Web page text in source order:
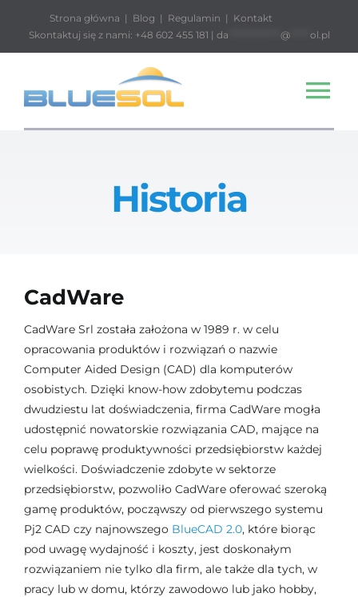
Strona główna | Blog | Regulamin | Kontakt
Skontaktuj się z nami: +48 602 455 181 | da @***** ol.pl
Szkolenia
O firmie
Kontakt
Historia
CadWare
CadWare Srl została założona w 1989 r. w celu
opracowania produktów i rozwiązań o nazwie
Computer Aided Design (CAD) dla komputerów
osobistych. Dzięki know-how zdobytemu podczas
dwudziestu lat doświadczenia, firma CadWare mogła
udostępnić nowatorskie rozwiązania CAD, mające na
celu poprawę produktywności przedsiębiorstw każdej
wielkości. Doświadczenie zdobyte w sektorze
przedsiębiorstw, pozwoliło CadWare oferować szeroką
gamę produktów, począwszy od pierwszego systemu
Pj2 CAD czy najnowszego BlueCAD 2.0, które biorąc
pod uwagę wydajność i koszty, jest doskonałym
rozwiązaniem nie tylko dla firm, ale także dla tych, w
pracy lub w domu, którzy zawodowo lub jako hobby,